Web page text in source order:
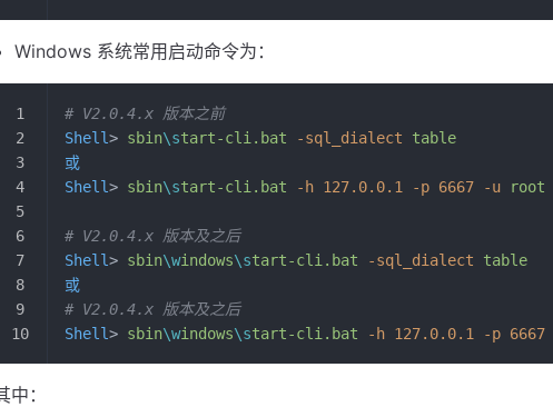
Windows 系统常用启动命令为：
# V2.0.4.x 版本之前
Shell> sbin\start-cli.bat -sql_dialect table
或
Shell> sbin\start-cli.bat -h 127.0.0.1 -p 6667 -u root
# V2.0.4.x 版本及之后
Shell> sbin\windows\start-cli.bat -sql_dialect table
或
# V2.0.4.x 版本及之后
Shell> sbin\windows\start-cli.bat -h 127.0.0.1 -p 6667
中：